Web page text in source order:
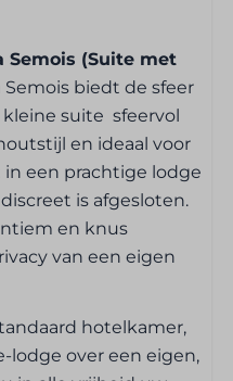
Semois (Suite met
Semois biedt de sfeer
suite sfeervol
en ideaal voor
een prachtige lodge
is afgesloten.
en knus
van een eigen
hotelkamer,
lodge over een eigen,